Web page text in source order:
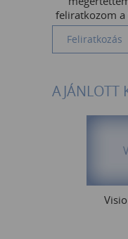
feliratkozom a
AJÁNLOTT